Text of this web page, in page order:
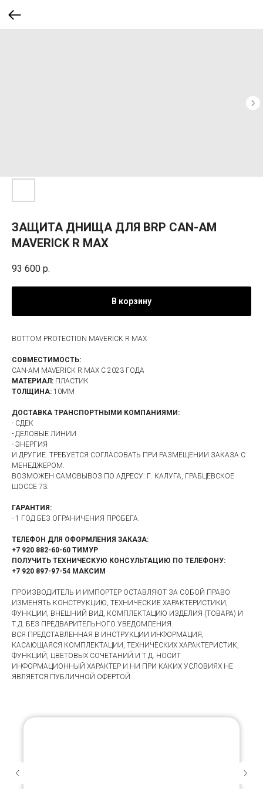
ЗАЩИТА ДНИЩА ДЛЯ BRP CAN-AM
MAVERICK R MAX
93 600 р.
В корзину
BOTTOM PROTECTION MAVERICK R MAX
СОВМЕСТИМОСТЬ:
CAN-AM MAVERICK R MAX С 2023 ГОДА
МАТЕРИАЛ: ПЛАСТИК
ТОЛЩИНА: 10ММ
ДОСТАВКА ТРАНСПОРТНЫМИ КОМПАНИЯМИ:
- СДЕК
- ДЕЛОВЫЕ ЛИНИИ
- ЭНЕРГИЯ
И ДРУГИЕ. ТРЕБУЕТСЯ СОГЛАСОВАТЬ ПРИ РАЗМЕЩЕНИИ ЗАКАЗА С
МЕНЕДЖЕРОМ.
ВОЗМОЖЕН САМОВЫВОЗ ПО АДРЕСУ: Г. КАЛУГА, ГРАБЦЕВСКОЕ
ШОССЕ 73.
ГАРАНТИЯ:
- 1 ГОД БЕЗ ОГРАНИЧЕНИЯ ПРОБЕГА.
ТЕЛЕФОН ДЛЯ ОФОРМЛЕНИЯ ЗАКАЗА:
+7 920 882-60-60 ТИМУР
ПОЛУЧИТЬ ТЕХНИЧЕСКУЮ КОНСУЛЬТАЦИЮ ПО ТЕЛЕФОНУ:
+7 920 897-97-54 МАКСИМ
ПРОИЗВОДИТЕЛЬ И ИМПОРТЕР ОСТАВЛЯЮТ ЗА СОБОЙ ПРАВО
ИЗМЕНЯТЬ КОНСТРУКЦИЮ, ТЕХНИЧЕСКИЕ ХАРАКТЕРИСТИКИ,
ФУНКЦИИ, ВНЕШНИЙ ВИД, КОМПЛЕКТАЦИЮ ИЗДЕЛИЯ (ТОВАРА) И
Т.Д. БЕЗ ПРЕДВАРИТЕЛЬНОГО УВЕДОМЛЕНИЯ.
ВСЯ ПРЕДСТАВЛЕННАЯ В ИНСТРУКЦИИ ИНФОРМАЦИЯ,
КАСАЮЩАЯСЯ КОМПЛЕКТАЦИИ, ТЕХНИЧЕСКИХ ХАРАКТЕРИСТИК,
ФУНКЦИЙ, ЦВЕТОВЫХ СОЧЕТАНИЙ И Т.Д. НОСИТ
ИНФОРМАЦИОННЫЙ ХАРАКТЕР И НИ ПРИ КАКИХ УСЛОВИЯХ НЕ
ЯВЛЯЕТСЯ ПУБЛИЧНОЙ ОФЕРТОЙ.